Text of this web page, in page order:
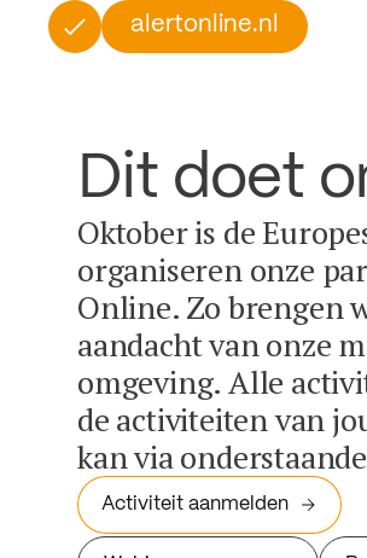
alertonline.nl
Dit doet
Oktober is de
organiseren onze
Online. Zo brengen
aandacht van onze
omgeving. Alle
de activiteiten van
kan via
Activiteit aanmelden